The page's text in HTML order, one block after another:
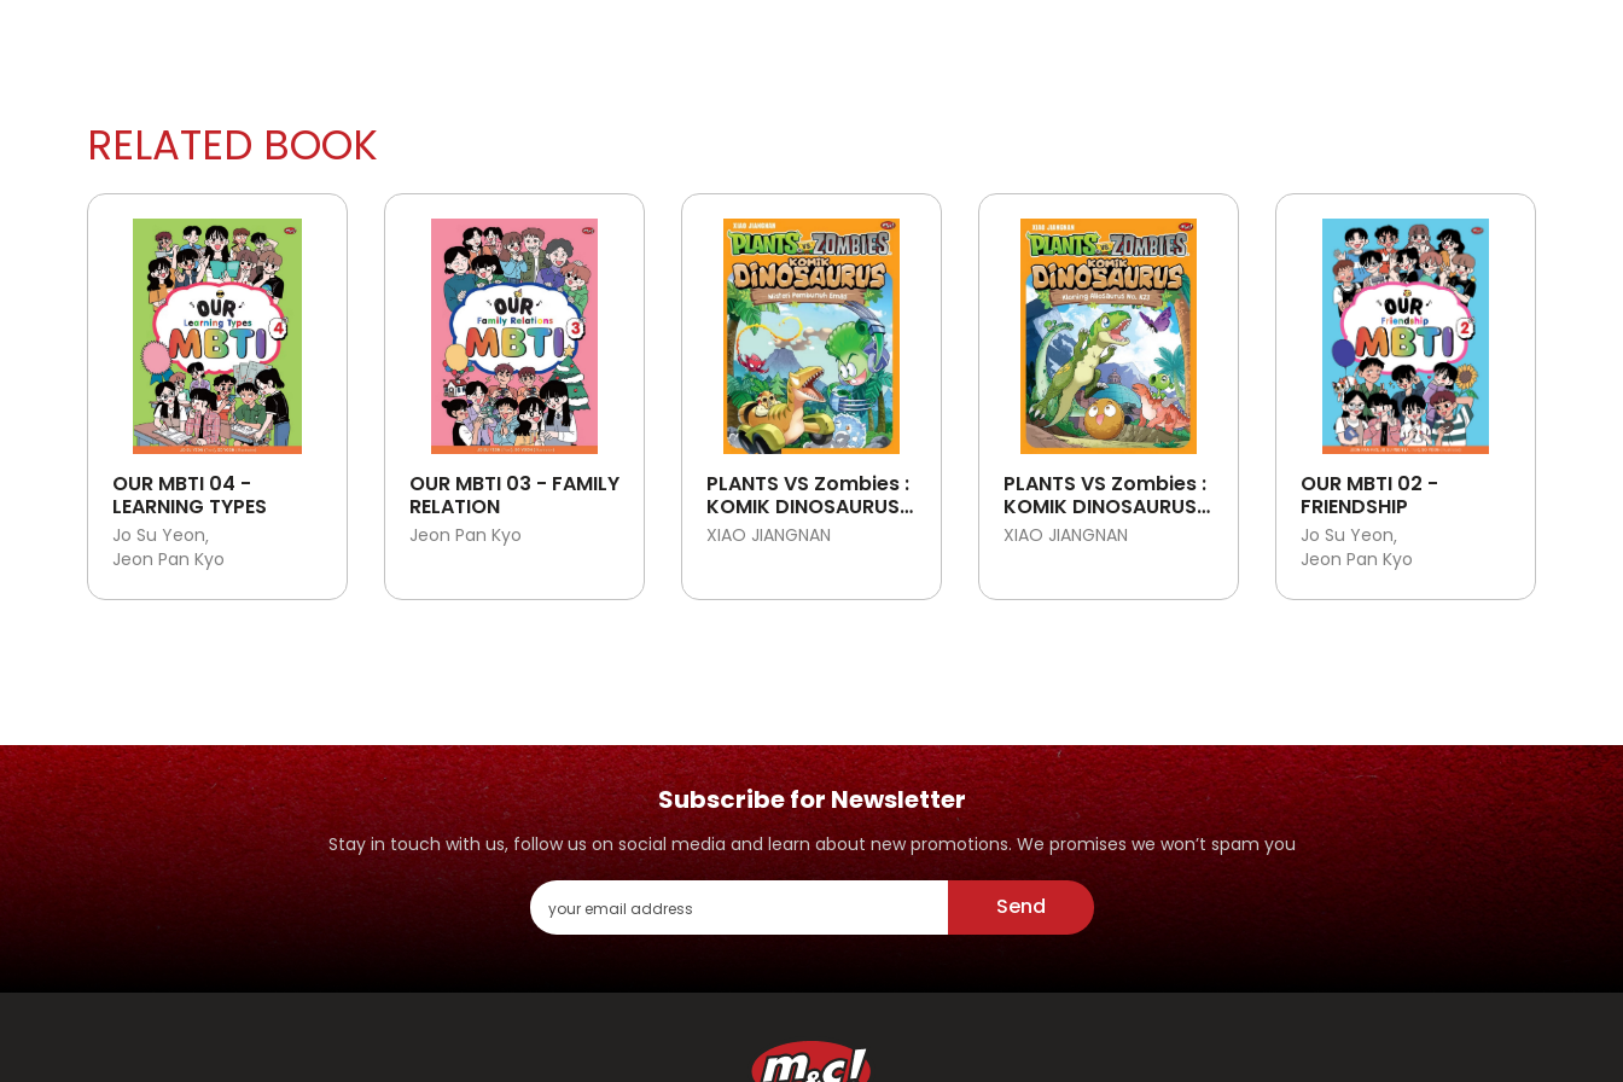
RELATED BOOK
OUR MBTI 04 -
LEARNING TYPES
Jo Su Yeon
Jeon Pan Kyo
OUR MBTI 03 - FAMILY
RELATION
Jeon Pan Kyo
PLANTS VS Zombies :
KOMIK DINOSAURUS :
MISTERI PEMBUNUH
XIAO JIANGNAN
PLANTS VS Zombies :
KOMIK DINOSAURUS :
KLONING
XIAO JIANGNAN
OUR MBTI 02 -
FRIENDSHIP
Jo Su Yeon
Jeon Pan Kyo
Subscribe for Newsletter
Stay in touch with us, follow us on social media and learn about new promotions. We promises we won’t spam you
Send